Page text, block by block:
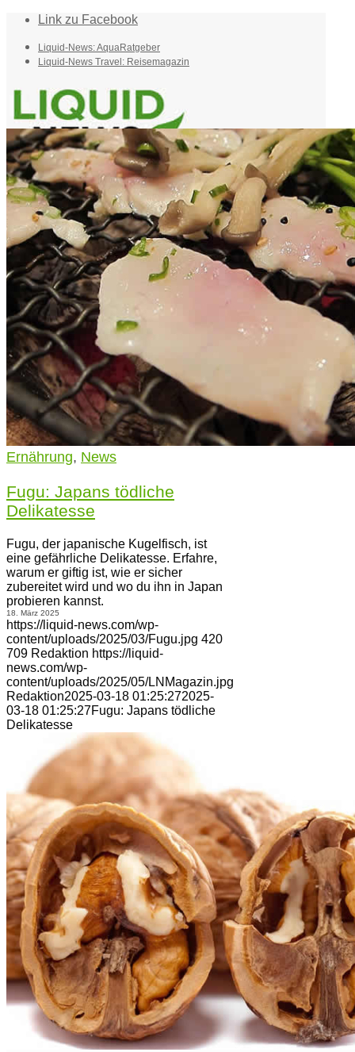
Link zu Facebook
Liquid-News: AquaRatgeber
Liquid-News Travel: Reisemagazin
Home
Suche
Menü Menü
Ernährung, News
Fugu: Japans tödliche
Delikatesse
Fugu, der japanische Kugelfisch, ist
eine gefährliche Delikatesse. Erfahre,
warum er giftig ist, wie er sicher
zubereitet wird und wo du ihn in Japan
probieren kannst.
18. März 2025
https://liquid-news.com/wp-
content/uploads/2025/03/Fugu.jpg 420
709 Redaktion https://liquid-
news.com/wp-
content/uploads/2025/05/LNMagazin.jpg
Redaktion2025-03-18 01:25:272025-
03-18 01:25:27Fugu: Japans tödliche
Delikatesse